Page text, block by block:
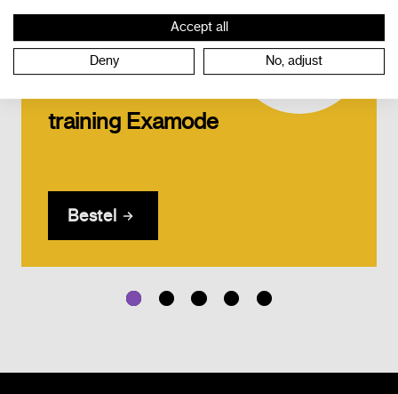
training Examode
Bestel
Accept all
Deny No, adjust